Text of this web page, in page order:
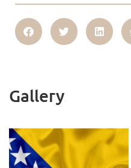
Gallery